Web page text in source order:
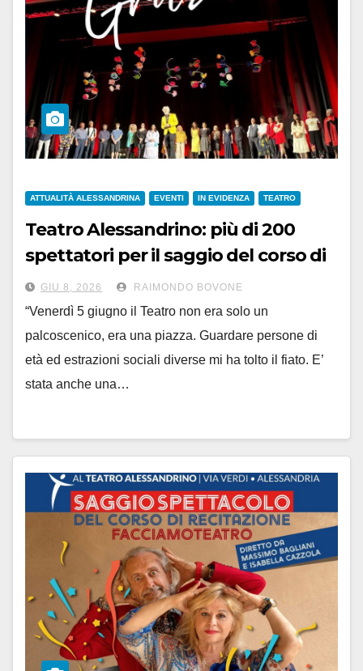
ATTUALITÀ ALESSANDRINA EVENTI IN EVIDENZA TEATRO
Teatro Alessandrino: più di 200
spettatori per il saggio del corso di
recitazione Bagliani-Cazzola
GIU 8, 2026 RAIMONDO BOVONE
“Venerdì 5 giugno il Teatro non era solo un
palcoscenico, era una piazza. Guardare persone di
età ed estrazioni sociali diverse mi ha tolto il fiato. E’
stata anche una…